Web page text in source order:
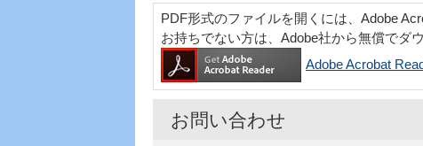
PDF形式のファイルを開くには、Adobe
お持ちでない方は、Adobe社から無償でダ
Adobe Acrobat
お問い合わせ